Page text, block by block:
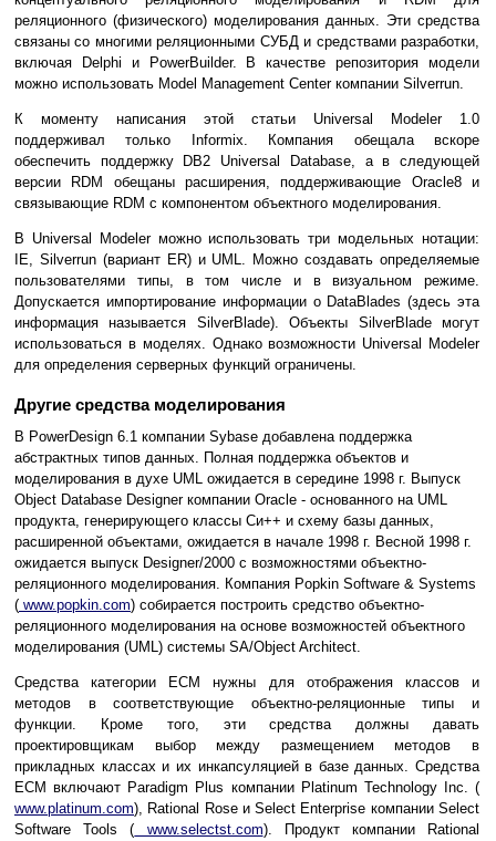
реляционного (физического) моделирования данных. Эти средства
связаны со многими реляционными СУБД и средствами разработки,
включая Delphi и PowerBuilder. В качестве репозитория модели
можно использовать Model Management Center компании Silverrun.
К моменту написания этой статьи Universal Modeler 1.0
поддерживал только Informix. Компания обещала вскоре
обеспечить поддержку DB2 Universal Database, а в следующей
версии RDM обещаны расширения, поддерживающие Oracle8 и
связывающие RDM с компонентом объектного моделирования.
В Universal Modeler можно использовать три модельных нотации:
IE, Silverrun (вариант ER) и UML. Можно создавать определяемые
пользователями типы, в том числе и в визуальном режиме.
Допускается импортирование информации о DataBlades (здесь эта
информация называется SilverBlade). Объекты SilverBlade могут
использоваться в моделях. Однако возможности Universal Modeler
для определения серверных функций ограничены.
Другие средства моделирования
В PowerDesign 6.1 компании Sybase добавлена поддержка
абстрактных типов данных. Полная поддержка объектов и
моделирования в духе UML ожидается в середине 1998 г. Выпуск
Object Database Designer компании Oracle - основанного на UML
продукта, генерирующего классы Си++ и схему базы данных,
расширенной объектами, ожидается в начале 1998 г. Весной 1998 г.
ожидается выпуск Designer/2000 с возможностями объектно-
реляционного моделирования. Компания Popkin Software & Systems
( www.popkin.com) собирается построить средство объектно-
реляционного моделирования на основе возможностей объектного
моделирования (UML) системы SA/Object Architect.
Средства категории ECM нужны для отображения классов и
методов в соответствующие объектно-реляционные типы и
функции. Кроме того, эти средства должны давать
проектировщикам выбор между размещением методов в
прикладных классах и их инкапсуляцией в базе данных. Средства
ECM включают Paradigm Plus компании Platinum Technology Inc. (
www.platinum.com), Rational Rose и Select Enterprise компании Select
Software Tools ( www.selectst.com). Продукт компании Rational